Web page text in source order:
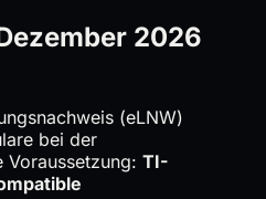
2026
(eLNW)
bei der
Voraussetzung: TI-